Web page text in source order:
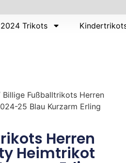
Trikots
Billige Fußballtrikots Herren
25 Blau Kurzarm Erling
Herren
Heimtrikot